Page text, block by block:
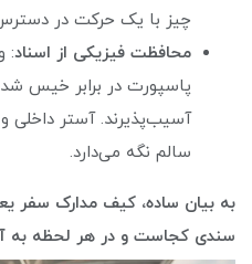
چیز با یک حرکت در
محافظت فیزیکی از اسناد:
پاسپورت در برابر خیس
آسیب‌پذیرند. آستر داخلی
سالم نگه می‌دارد.
به بیان ساده، کیف مدارک سفر
سندی کجاست و در هر لحظه به